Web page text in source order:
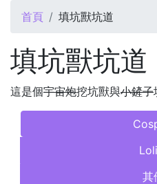
您在這裡
首頁 填坑獸坑道
填坑獸坑道
這是個宇宙炮挖坑獸與小鏟子
其